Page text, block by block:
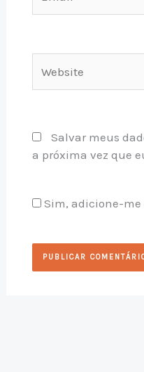
Salvar meus
a próxima vez que
Sim, adicione-me